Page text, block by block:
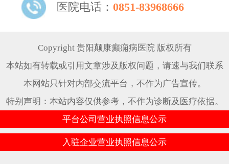
医院电话： 0851-83968666
Copyright 贵阳颠康癫痫病医院 版权所有
本站如有转载或引用文章涉及版权问题，请速与我们联系
本网站只针对内部交流平台，不作为广告宣传。
特别声明：本站内容仅供参考，不作为诊断及医疗依据。
平台公司营业执照信息公示
入驻企业营业执照信息公示